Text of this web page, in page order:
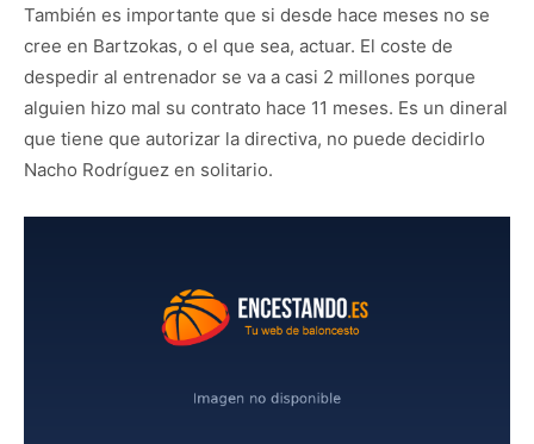
También es importante que si desde hace meses no se
cree en Bartzokas, o el que sea, actuar. El coste de
despedir al entrenador se va a casi 2 millones porque
alguien hizo mal su contrato hace 11 meses. Es un dineral
que tiene que autorizar la directiva, no puede decidirlo
Nacho Rodríguez en solitario.